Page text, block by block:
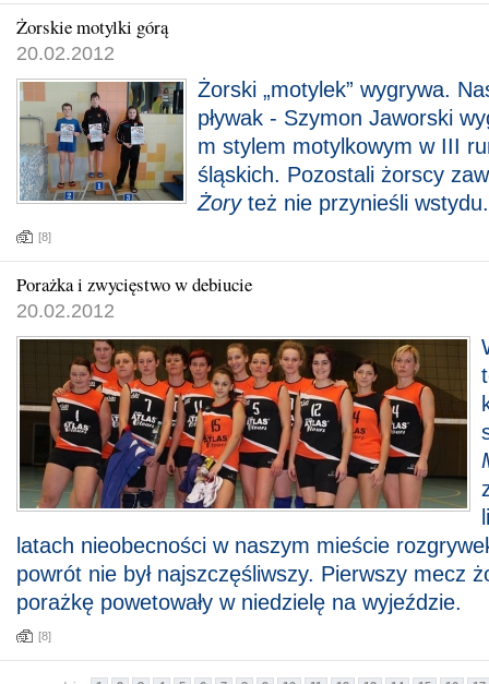
Żorskie motylki górą
20.02.2012
Żorski „motylek” wygrywa.
pływak - Szymon Jaworski
m stylem motylkowym w III
śląskich. Pozostali żorscy
Żoryteż nie przynieśli wstydu.
[8]
Porażka i zwycięstwo w debiucie
20.02.2012
latach nieobecności w naszym mieście
powrót nie był najszczęśliwszy. Pierwszy mecz
porażkę powetowały w niedzielę na wyjeździe.
[8]